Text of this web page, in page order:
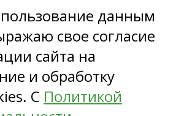
данным
свое согласие
сайта на
и обработку
С Политикой